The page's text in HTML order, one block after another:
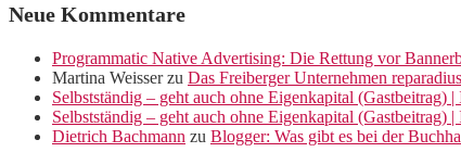
Neue Kommentare
Programmatic Native Advertising: Die Rettung vor
Martina Weisserzu Das Freiberger Unternehmen
Selbstständig – geht auch ohne Eigenkapital (Gastbeitrag)
Selbstständig – geht auch ohne Eigenkapital (Gastbeitrag)
Dietrich Bachmann zu Blogger: Was gibt es bei der